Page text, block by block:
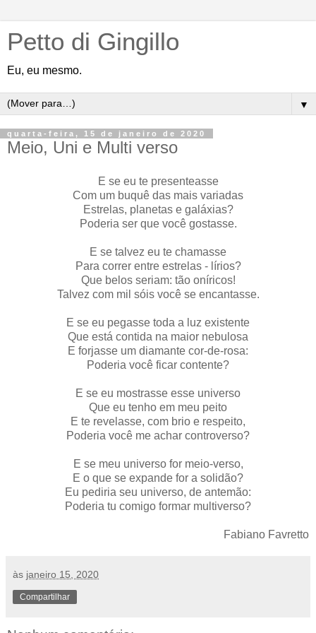
Petto di Gingillo
Eu, eu mesmo.
▼
quarta-feira, 15 de janeiro de 2020
Meio, Uni e Multi verso
E se eu te presenteasse
Com um buquê das mais variadas
Estrelas, planetas e galáxias?
Poderia ser que você gostasse.
E se talvez eu te chamasse
Para correr entre estrelas - lírios?
Que belos seriam: tão oníricos!
Talvez com mil sóis você se encantasse.
E se eu pegasse toda a luz existente
Que está contida na maior nebulosa
E forjasse um diamante cor-de-rosa:
Poderia você ficar contente?
E se eu mostrasse esse universo
Que eu tenho em meu peito
E te revelasse, com brio e respeito,
Poderia você me achar controverso?
E se meu universo for meio-verso,
E o que se expande for a solidão?
Eu pediria seu universo, de antemão:
Poderia tu comigo formar multiverso?
Fabiano Favretto
às janeiro 15, 2020
Compartilhar